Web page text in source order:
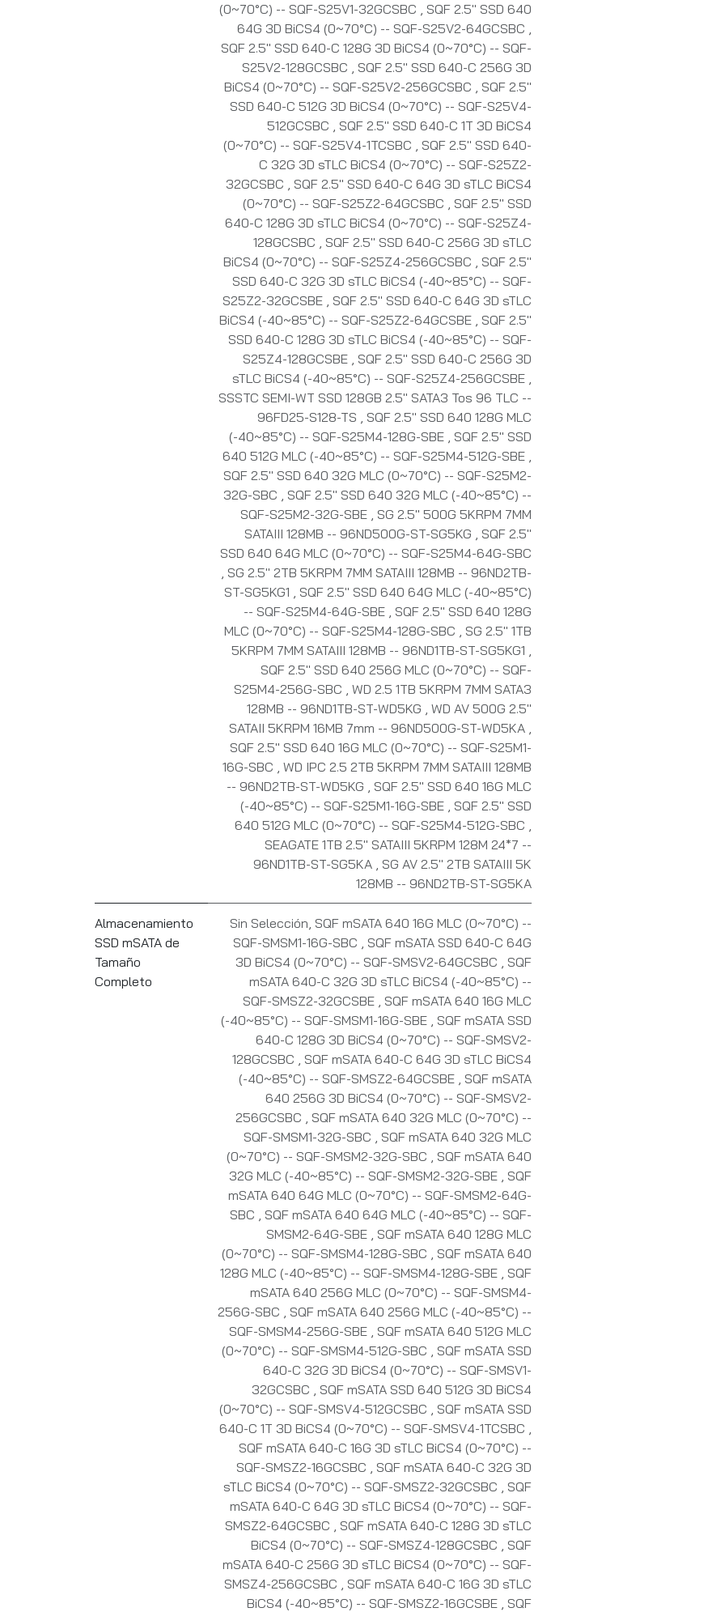
(0~70°C) -- SQF-S25V1-32GCSBC , SQF 2.5" SSD 640
64G 3D BiCS4 (0~70°C) -- SQF-S25V2-64GCSBC ,
SQF 2.5" SSD 640-C 128G 3D BiCS4 (0~70°C) -- SQF-
S25V2-128GCSBC , SQF 2.5" SSD 640-C 256G 3D
BiCS4 (0~70°C) -- SQF-S25V2-256GCSBC , SQF 2.5"
SSD 640-C 512G 3D BiCS4 (0~70°C) -- SQF-S25V4-
512GCSBC , SQF 2.5" SSD 640-C 1T 3D BiCS4
(0~70°C) -- SQF-S25V4-1TCSBC , SQF 2.5" SSD 640-
C 32G 3D sTLC BiCS4 (0~70°C) -- SQF-S25Z2-
32GCSBC , SQF 2.5" SSD 640-C 64G 3D sTLC BiCS4
(0~70°C) -- SQF-S25Z2-64GCSBC , SQF 2.5" SSD
640-C 128G 3D sTLC BiCS4 (0~70°C) -- SQF-S25Z4-
128GCSBC , SQF 2.5" SSD 640-C 256G 3D sTLC
BiCS4 (0~70°C) -- SQF-S25Z4-256GCSBC , SQF 2.5"
SSD 640-C 32G 3D sTLC BiCS4 (-40~85°C) -- SQF-
S25Z2-32GCSBE , SQF 2.5" SSD 640-C 64G 3D sTLC
BiCS4 (-40~85°C) -- SQF-S25Z2-64GCSBE , SQF 2.5"
SSD 640-C 128G 3D sTLC BiCS4 (-40~85°C) -- SQF-
S25Z4-128GCSBE , SQF 2.5" SSD 640-C 256G 3D
sTLC BiCS4 (-40~85°C) -- SQF-S25Z4-256GCSBE ,
SSSTC SEMI-WT SSD 128GB 2.5" SATA3 Tos 96 TLC --
96FD25-S128-TS , SQF 2.5" SSD 640 128G MLC
(-40~85°C) -- SQF-S25M4-128G-SBE , SQF 2.5" SSD
640 512G MLC (-40~85°C) -- SQF-S25M4-512G-SBE ,
SQF 2.5" SSD 640 32G MLC (0~70°C) -- SQF-S25M2-
32G-SBC , SQF 2.5" SSD 640 32G MLC (-40~85°C) --
SQF-S25M2-32G-SBE , SG 2.5" 500G 5KRPM 7MM
SATAIII 128MB -- 96ND500G-ST-SG5KG , SQF 2.5"
SSD 640 64G MLC (0~70°C) -- SQF-S25M4-64G-SBC
, SG 2.5" 2TB 5KRPM 7MM SATAIII 128MB -- 96ND2TB-
ST-SG5KG1 , SQF 2.5" SSD 640 64G MLC (-40~85°C)
-- SQF-S25M4-64G-SBE , SQF 2.5" SSD 640 128G
MLC (0~70°C) -- SQF-S25M4-128G-SBC , SG 2.5" 1TB
5KRPM 7MM SATAIII 128MB -- 96ND1TB-ST-SG5KG1 ,
SQF 2.5" SSD 640 256G MLC (0~70°C) -- SQF-
S25M4-256G-SBC , WD 2.5 1TB 5KRPM 7MM SATA3
128MB -- 96ND1TB-ST-WD5KG , WD AV 500G 2.5"
SATAII 5KRPM 16MB 7mm -- 96ND500G-ST-WD5KA ,
SQF 2.5" SSD 640 16G MLC (0~70°C) -- SQF-S25M1-
16G-SBC , WD IPC 2.5 2TB 5KRPM 7MM SATAIII 128MB
-- 96ND2TB-ST-WD5KG , SQF 2.5" SSD 640 16G MLC
(-40~85°C) -- SQF-S25M1-16G-SBE , SQF 2.5" SSD
640 512G MLC (0~70°C) -- SQF-S25M4-512G-SBC ,
SEAGATE 1TB 2.5" SATAIII 5KRPM 128M 24*7 --
96ND1TB-ST-SG5KA , SG AV 2.5" 2TB SATAIII 5K
128MB -- 96ND2TB-ST-SG5KA
Almacenamiento
SSD mSATA de
Tamaño
Completo
Sin Selección, SQF mSATA 640 16G MLC (0~70°C) --
SQF-SMSM1-16G-SBC , SQF mSATA SSD 640-C 64G
3D BiCS4 (0~70°C) -- SQF-SMSV2-64GCSBC , SQF
mSATA 640-C 32G 3D sTLC BiCS4 (-40~85°C) --
SQF-SMSZ2-32GCSBE , SQF mSATA 640 16G MLC
(-40~85°C) -- SQF-SMSM1-16G-SBE , SQF mSATA SSD
640-C 128G 3D BiCS4 (0~70°C) -- SQF-SMSV2-
128GCSBC , SQF mSATA 640-C 64G 3D sTLC BiCS4
(-40~85°C) -- SQF-SMSZ2-64GCSBE , SQF mSATA
640 256G 3D BiCS4 (0~70°C) -- SQF-SMSV2-
256GCSBC , SQF mSATA 640 32G MLC (0~70°C) --
SQF-SMSM1-32G-SBC , SQF mSATA 640 32G MLC
(0~70°C) -- SQF-SMSM2-32G-SBC , SQF mSATA 640
32G MLC (-40~85°C) -- SQF-SMSM2-32G-SBE , SQF
mSATA 640 64G MLC (0~70°C) -- SQF-SMSM2-64G-
SBC , SQF mSATA 640 64G MLC (-40~85°C) -- SQF-
SMSM2-64G-SBE , SQF mSATA 640 128G MLC
(0~70°C) -- SQF-SMSM4-128G-SBC , SQF mSATA 640
128G MLC (-40~85°C) -- SQF-SMSM4-128G-SBE , SQF
mSATA 640 256G MLC (0~70°C) -- SQF-SMSM4-
256G-SBC , SQF mSATA 640 256G MLC (-40~85°C) --
SQF-SMSM4-256G-SBE , SQF mSATA 640 512G MLC
(0~70°C) -- SQF-SMSM4-512G-SBC , SQF mSATA SSD
640-C 32G 3D BiCS4 (0~70°C) -- SQF-SMSV1-
32GCSBC , SQF mSATA SSD 640 512G 3D BiCS4
(0~70°C) -- SQF-SMSV4-512GCSBC , SQF mSATA SSD
640-C 1T 3D BiCS4 (0~70°C) -- SQF-SMSV4-1TCSBC ,
SQF mSATA 640-C 16G 3D sTLC BiCS4 (0~70°C) --
SQF-SMSZ2-16GCSBC , SQF mSATA 640-C 32G 3D
sTLC BiCS4 (0~70°C) -- SQF-SMSZ2-32GCSBC , SQF
mSATA 640-C 64G 3D sTLC BiCS4 (0~70°C) -- SQF-
SMSZ2-64GCSBC , SQF mSATA 640-C 128G 3D sTLC
BiCS4 (0~70°C) -- SQF-SMSZ4-128GCSBC , SQF
mSATA 640-C 256G 3D sTLC BiCS4 (0~70°C) -- SQF-
SMSZ4-256GCSBC , SQF mSATA 640-C 16G 3D sTLC
BiCS4 (-40~85°C) -- SQF-SMSZ2-16GCSBE , SQF